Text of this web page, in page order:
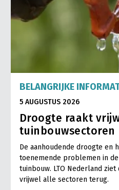
BELANGRIJKE
5 AUGUSTUS 2026
Droogte raakt
tuinbouwsectoren
De aanhoudende droogte en
toenemende problemen in
tuinbouw. LTO Nederland
vrijwel alle sectoren terug.